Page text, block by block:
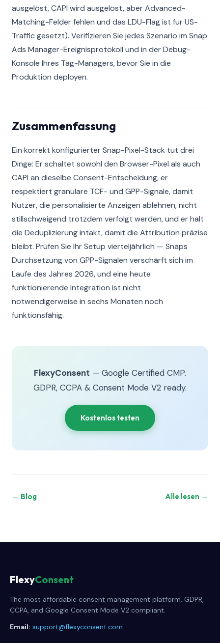
ausgelöst, CAPI wird ausgelöst, aber Advanced-
Matching-Felder fehlen und das LDU-Flag ist für US-
Traffic gesetzt). Verifizieren Sie jedes Szenario im Snap
Ads Manager-Ereignisprotokoll und in der Debug-
Konsole Ihres Tag-Managers, bevor Sie in die
Produktion deployen.
Zusammenfassung
Ein korrekt konfigurierter Snap-Pixel-Stack tut drei
Dinge: Er schaltet sowohl den Browser-Pixel als auch
CAPI an dieselbe Consent-Entscheidung, er
respektiert granulare TCF- und GPP-Signale, damit
Nutzer, die personalisierte Anzeigen ablehnen, nicht
stillschweigend trotzdem verfolgt werden, und er hält
die Deduplizierung intakt, damit die Attribution präzise
bleibt. Prüfen Sie Ihr Setup vierteljährlich — Snaps
Durchsetzung von GPP-Signalen verschärft sich im
Laufe des Jahres 2026, und eine heute
funktionierende Integration ist nicht
notwendigerweise in sechs Monaten noch
funktionsfähig.
FlexyConsent — Google Certified CMP.
GDPR, CCPA & Consent Mode V2 ready.
Kostenlos testen
← Blog Alle lesen →
FlexyConsent
The most affordable consent management platform. GDPR,
CCPA, and Google Consent Mode V2 compliant.
Email: support@flexyconsent.com